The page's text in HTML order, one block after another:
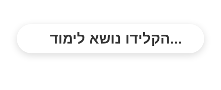
הקלידו נושא לימוד...